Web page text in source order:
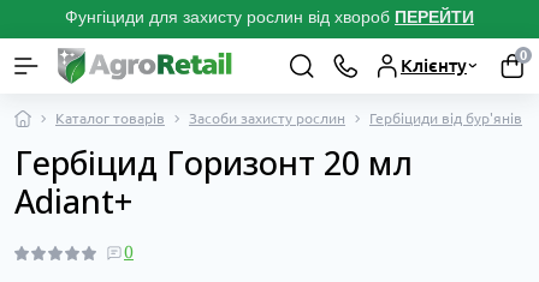
Фунгіциди для захисту рослин від хвороб ПЕРЕЙТИ
Клієнту
0
Каталог товарів Засоби захисту рослин Гербіциди від бур'янів
Гербіцид Горизонт 20 мл
Adiant+
0